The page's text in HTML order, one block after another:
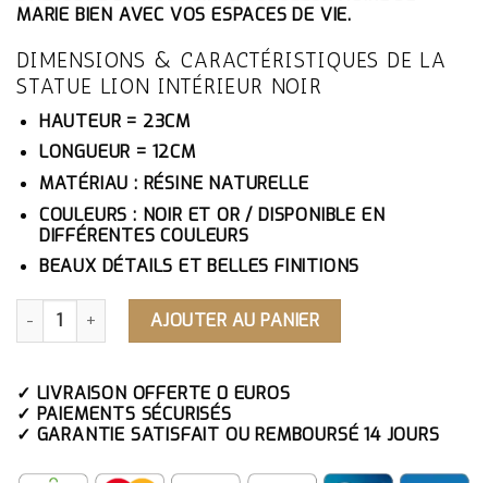
MARIE BIEN AVEC VOS ESPACES DE VIE.
DIMENSIONS & CARACTÉRISTIQUES DE LA
STATUE LION INTÉRIEUR NOIR
HAUTEUR = 23CM
LONGUEUR = 12CM
MATÉRIAU : RÉSINE NATURELLE
COULEURS : NOIR ET OR / DISPONIBLE EN
DIFFÉRENTES COULEURS
BEAUX DÉTAILS ET BELLES FINITIONS
QUANTITÉ DE STATUE LION INTÉRIEUR NOIR
AJOUTER AU PANIER
✓ LIVRAISON OFFERTE 0 EUROS
✓ PAIEMENTS SÉCURISÉS
✓ GARANTIE SATISFAIT OU REMBOURSÉ 14 JOURS